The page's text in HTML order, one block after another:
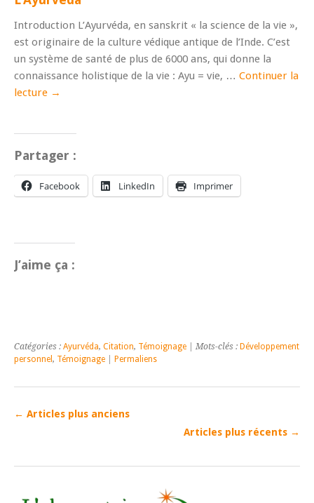
Introduction L’Ayurvéda, en sanskrit « la science de la vie »,
est originaire de la culture védique antique de l’Inde. C’est
un système de santé de plus de 6000 ans, qui donne la
connaissance holistique de la vie : Ayu = vie, … Continuer la
lecture →
Partager :
Facebook LinkedIn Imprimer
J’aime ça :
Catégories : Ayurvéda, Citation, Témoignage | Mots-clés : Développement
personnel , Témoignage Permaliens
← Articles plus anciens
Articles plus récents →